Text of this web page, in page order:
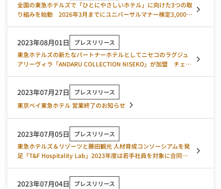
全国の東急ホテルズで「ひとにやさしいホテル」に向けた3つの取
り組みを始動 2026年3月までにユニバーサルマナー検定3,000名
2023年08月01日
プレスリリース
東急ホテルズの新たなパートナーホテルとしてニセコのラグジュ
アリーヴィラ「ANDARU COLLECTION NISEKO」が加盟 チェー
2023年07月27日
プレスリリース
東京ベイ東急ホテル 営業終了のお知らせ
2023年07月05日
プレスリリース
東急ホテルズ＆リゾーツと藤田観光 人材育成コンソーシアムを発
足「T&F Hospitality Lab」2023年度は若手社員を対象に合同研
2023年07月04日
プレスリリース